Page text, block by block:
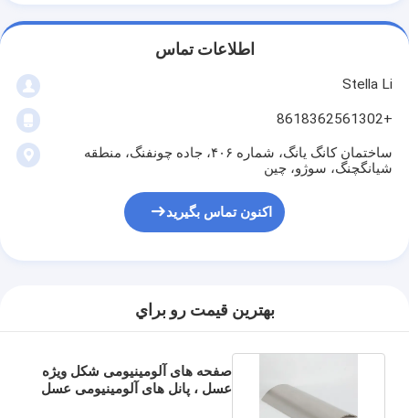
اطلاعات تماس
Stella Li
+8618362561302
ساختمان کانگ یانگ، شماره ۴۰۶، جاده چونفنگ، منطقه
شیانگچنگ، سوژو، چین
اکنون تماس بگیرید
بهترين قيمت رو براي
صفحه های آلومینیومی شکل ویژه
عسل ، پانل های آلومینیومی عسل